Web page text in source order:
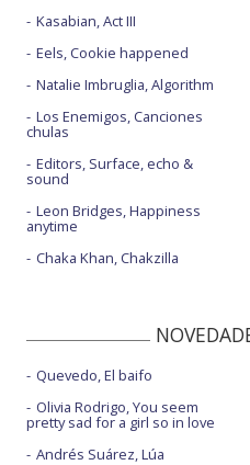
Kasabian, Act III
Eels, Cookie happened
Natalie Imbruglia, Algorithm
Los Enemigos, Canciones
chulas
Editors, Surface, echo &
sound
Leon Bridges, Happiness
anytime
Chaka Khan, Chakzilla
Quevedo, El baifo
Olivia Rodrigo, You seem
pretty sad for a girl so in love
Andrés Suárez, Lúa